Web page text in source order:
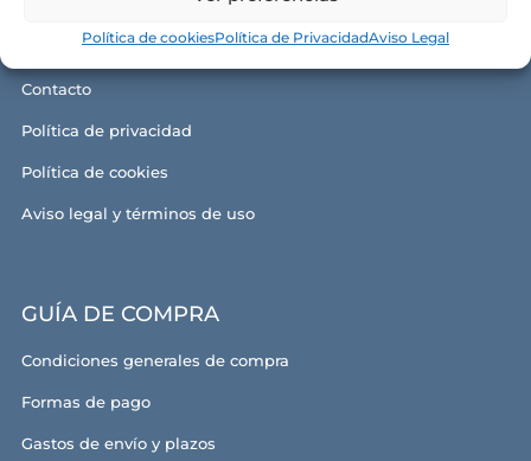
Política de cookiesPolítica de PrivacidadAviso Legal
Nuestras tiendas
Contacto
Política de privacidad
Política de cookies
Aviso legal y términos de uso
GUÍA DE COMPRA
Condiciones generales de compra
Formas de pago
Gastos de envío y plazos